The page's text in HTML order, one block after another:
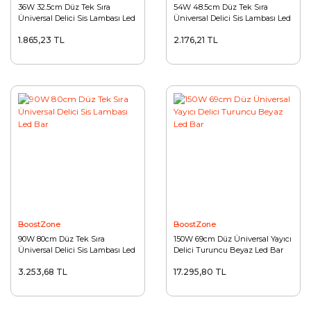
36W 32.5cm Düz Tek Sıra
Üniversal Delici Sis Lambası Led
1.865,23 TL
54W 48.5cm Düz Tek Sıra
Üniversal Delici Sis Lambası Led
2.176,21 TL
BoostZone
90W 80cm Düz Tek Sıra
Üniversal Delici Sis Lambası Led
3.253,68 TL
BoostZone
150W 69cm Düz Üniversal Yayıcı
Delici Turuncu Beyaz Led Bar
17.295,80 TL